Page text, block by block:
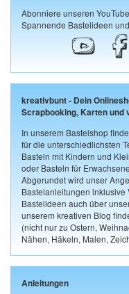
Abonniere unseren
Spannende Bastelideen
kreativbunt - Dein
Scrapbooking, Karten und
In unserem Bastelshop
für die unterschiedlichsten
Basteln mit Kindern und
oder Basteln für
Abgerundet wird unser
Bastelanleitungen inklusive
Bastelideen auch über
unserem kreativen Blog
(nicht nur zu Ostern,
Nähen, Häkeln, Malen,
Anleitungen